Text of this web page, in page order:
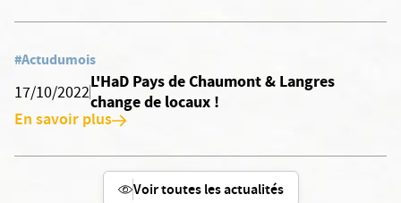
#Actudumois
17/10/2022
L'HaD Pays de Chaumont & Langres
change de locaux !
En savoir plus
Voir toutes les actualités